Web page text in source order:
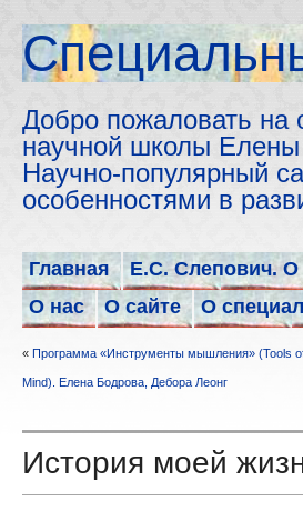
Добро пожаловать на
научной школы
Научно-популярный
особенностями в
Главная Е.С. Слепович. О
О нас
О сайте О
« Программа «Инструменты мышления» (Tools
Mind). Елена Бодрова, Дебора Леонг
История моей